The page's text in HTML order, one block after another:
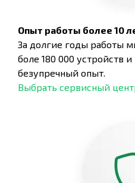
Опыт работы более 10
За долгие годы работы
боле 180 000 устройств
безупречный опыт.
Выбрать сервисный